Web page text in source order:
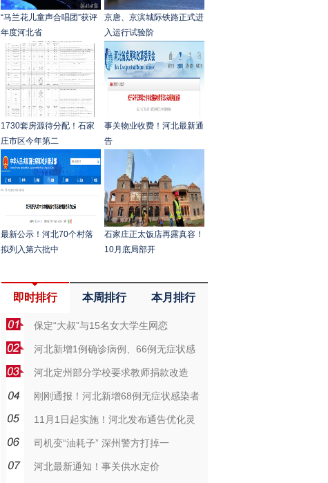
“马兰花儿童声合唱团”获评
年度河北省
京唐、京滨城际铁路正式进
入运行试验阶
1730套房源待分配！石家
庄市区今年第二
事关物业收费！河北最新通
告
最新公示！河北70个村落
拟列入第六批中
石家庄正太饭店再露真容！
10月底局部开
即时排行 本周排行 本月排行
保定“大叔”与15名女大学生网恋
河北新增1例确诊病例、66例无症状感
河北定州部分学校要求教师捐款改造
刚刚通报！河北新增68例无症状感染者
11月1日起实施！河北发布通告优化灵
司机变“油耗子” 深州警方打掉一
河北最新通知！事关供水定价